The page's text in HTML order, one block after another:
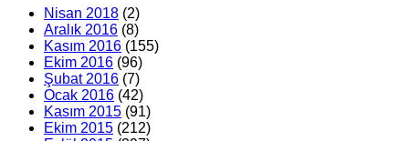
Nisan 2018 (2)
Aralık 2016 (8)
Kasım 2016 (155)
Ekim 2016 (96)
Şubat 2016 (7)
Ocak 2016 (42)
Kasım 2015 (91)
Ekim 2015 (212)